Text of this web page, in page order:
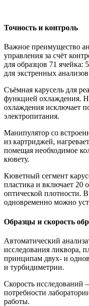
Точность и контроль
Важное преимущество
управления за счёт
для образцов 71 ячейка:
для экстренных
Съёмная карусель для
функцией охлаждения.
охлаждения исключает
электропитания.
Манипулятор со
из картриджей,
помещая необходимое
кювету.
Кюветный сегмент
пластика и включает 20
оптической плотности.
одновременно можно
Образцы и скорость
Автоматический
исследования ликвора,
принципам двух- и
и турбидиметрии.
Скорость исследований
потребности
работы.